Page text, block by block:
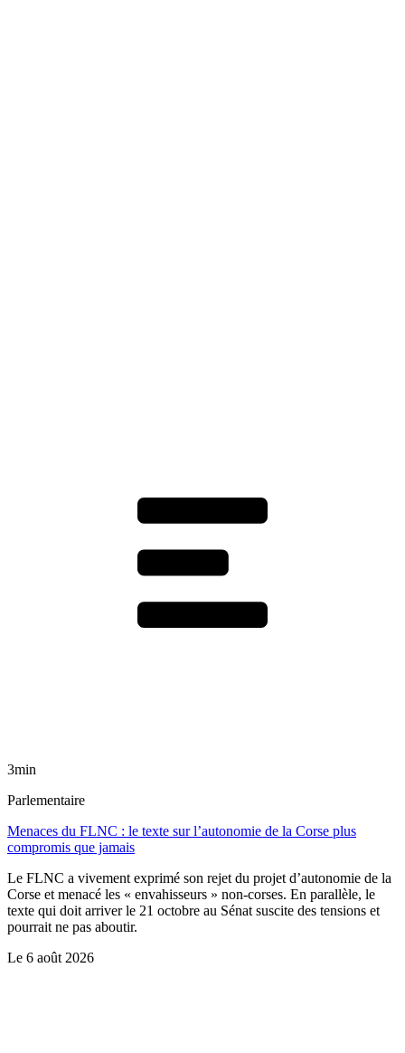
3min
Parlementaire
Menaces du FLNC : le texte sur l’autonomie de la Corse plus
compromis que jamais
Le FLNC a vivement exprimé son rejet du projet d’autonomie de la
Corse et menacé les « envahisseurs » non-corses. En parallèle, le
texte qui doit arriver le 21 octobre au Sénat suscite des tensions et
pourrait ne pas aboutir.
Le 6 août 2026